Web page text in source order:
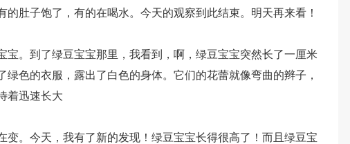
肚子饱了，有的在喝水。今天的观察到此结束。明天再来看！
宝。到了绿豆宝宝那里，我看到，啊，绿豆宝宝突然长了一厘米
色的衣服，露出了白色的身体。它们的花蕾就像弯曲的辫子，
着迅速长大
变。今天，我有了新的发现！绿豆宝宝长得很高了！而且绿豆宝